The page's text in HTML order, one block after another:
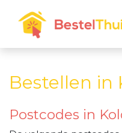
Bestellen in
Postcodes in